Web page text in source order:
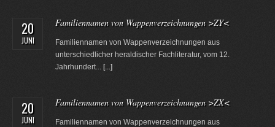
20
JUNI
Familiennamen von Wappenverzeichnungen >ZY<
Familiennamen von Wappenverzeichnungen aus
unterschiedlicher heraldischer Fachliteratur, vom 12.
Jahrhundert... [...]
20
JUNI
Familiennamen von Wappenverzeichnungen >ZX<
Familiennamen von Wappenverzeichnungen aus